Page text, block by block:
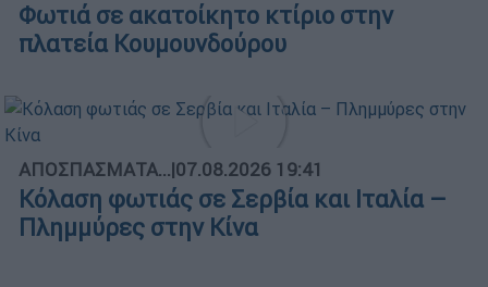
Φωτιά σε ακατοίκητο κτίριο στην
πλατεία Κουμουνδούρου
ΑΠΟΣΠΑΣΜΑΤΑ...|07.08.2026 19:41
Κόλαση φωτιάς σε Σερβία και Ιταλία –
Πλημμύρες στην Κίνα